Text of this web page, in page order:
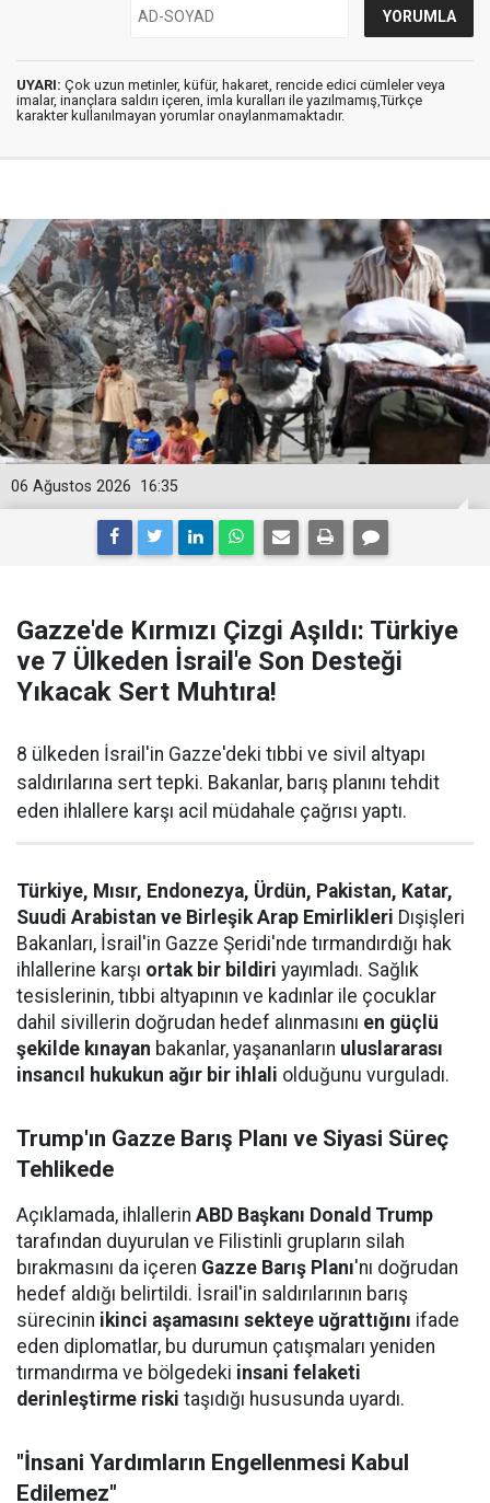
UYARI: Çok uzun metinler, küfür, hakaret, rencide edici cümleler veya
imalar, inançlara saldırı içeren, imla kuralları ile yazılmamış,Türkçe
karakter kullanılmayan yorumlar onaylanmamaktadır.
16:35
06 Ağustos 2026
Gazze'de Kırmızı Çizgi Aşıldı: Türkiye
ve 7 Ülkeden İsrail'e Son Desteği
Yıkacak Sert Muhtıra!
8 ülkeden İsrail'in Gazze'deki tıbbi ve sivil altyapı
saldırılarına sert tepki. Bakanlar, barış planını tehdit
eden ihlallere karşı acil müdahale çağrısı yaptı.
Türkiye, Mısır, Endonezya, Ürdün, Pakistan, Katar,
Suudi Arabistan ve Birleşik Arap Emirlikleri Dışişleri
Bakanları, İsrail'in Gazze Şeridi'nde tırmandırdığı hak
ihlallerine karşı ortak bir bildiri yayımladı. Sağlık
tesislerinin, tıbbi altyapının ve kadınlar ile çocuklar
dahil sivillerin doğrudan hedef alınmasını en güçlü
şekilde kınayan bakanlar, yaşananların uluslararası
insancıl hukukun ağır bir ihlali olduğunu vurguladı.
Trump'ın Gazze Barış Planı ve Siyasi Süreç
Tehlikede
Açıklamada, ihlallerin ABD Başkanı Donald Trump
tarafından duyurulan ve Filistinli grupların silah
bırakmasını da içeren Gazze Barış Planı'nı doğrudan
hedef aldığı belirtildi. İsrail'in saldırılarının barış
sürecinin ikinci aşamasını sekteye uğrattığını ifade
eden diplomatlar, bu durumun çatışmaları yeniden
tırmandırma ve bölgedeki insani felaketi
derinleştirme riski taşıdığı hususunda uyardı.
"İnsani Yardımların Engellenmesi Kabul
Edilemez"